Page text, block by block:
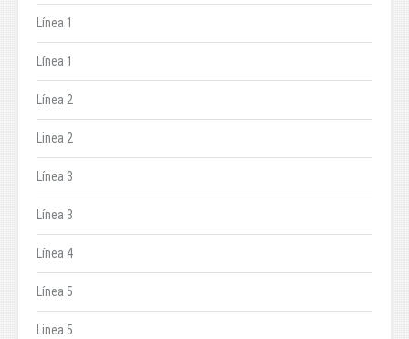
Línea 1
Línea 1
Línea 2
Linea 2
Línea 3
Línea 3
Línea 4
Línea 5
Linea 5